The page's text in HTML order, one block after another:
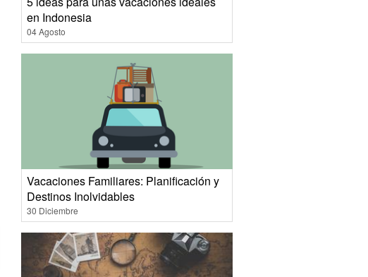
en Indonesia
04 Agosto
Vacaciones Familiares: Planificación y
Destinos Inolvidables
30 Diciembre